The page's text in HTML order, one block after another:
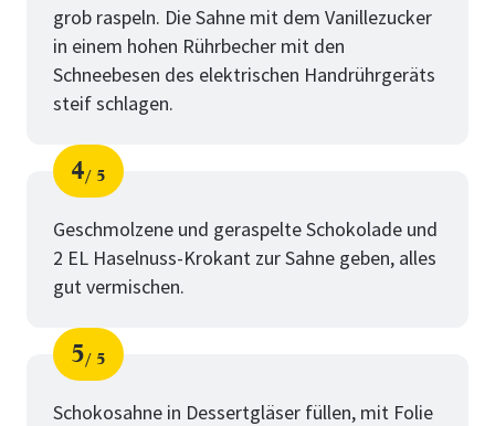
grob raspeln. Die Sahne mit dem Vanillezucker
in einem hohen Rührbecher mit den
Schneebesen des elektrischen Handrührgeräts
steif schlagen.
Schritt
4
von
5
Geschmolzene und geraspelte Schokolade und
2 EL Haselnuss-Krokant zur Sahne geben, alles
gut vermischen.
Schritt
5
von
5
Schokosahne in Dessertgläser füllen, mit Folie